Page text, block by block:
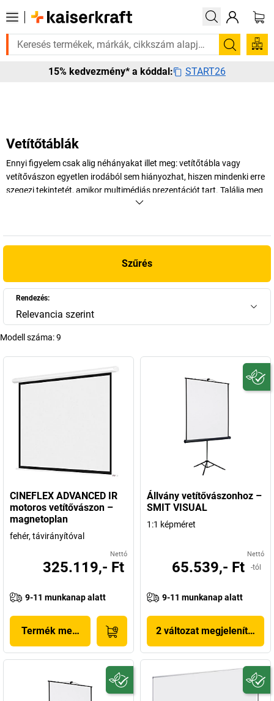
van rá? Válogatott bestseller termékeinket 3–4
Keresés
15% kedvezmény* a kóddal: START26
Vetítőtáblák
Ennyi figyelem csak alig néhányakat illet meg: vetítőtábla vagy
vetítővászon egyetlen irodából sem hiányozhat, hiszen mindenki erre
szegezi tekintetét, amikor multimédiás prezentációt tart. Találja meg
-nál a megfelelő modellt, amely tökéletes keretet ad
Szűrés
Rendezés:
Relevancia szerint
Modell száma:9
CINEFLEX ADVANCED IR
motoros vetítővászon –
magnetoplan
fehér, távirányítóval
Nettó
325.119,- Ft
9-11 munkanap alatt
Termék megjelenítése
Állvány vetítővászonhoz –
SMIT VISUAL
1:1 képméret
Nettó
65.539,- Ft -tól
9-11 munkanap alatt
2 változat megjelenítése